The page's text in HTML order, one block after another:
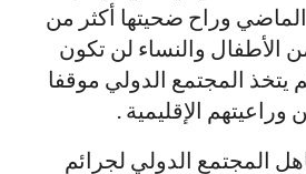
وراح ضحيتها أكثر من
من الأطفال والنساء لن تكون
يتخذ المجتمع الدولي موقفا
الإقليمية .
المجتمع الدولي لجرائم